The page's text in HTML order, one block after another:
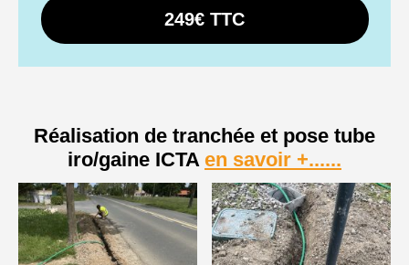
249€ TTC
Réalisation de tranchée et pose tube
iro/gaine ICTA en savoir +......